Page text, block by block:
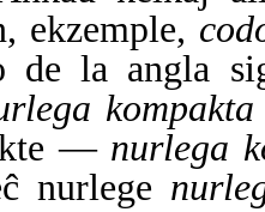
ekzemple,
de la angla
— nurlega
nurlege